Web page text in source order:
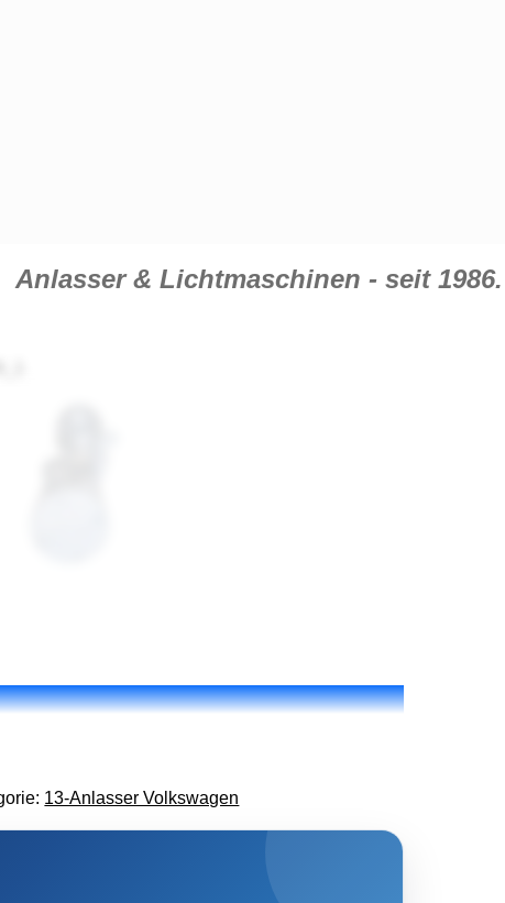
Anlasser & Lichtmaschinen - seit 1986.
13-Anlasser Volkswagen